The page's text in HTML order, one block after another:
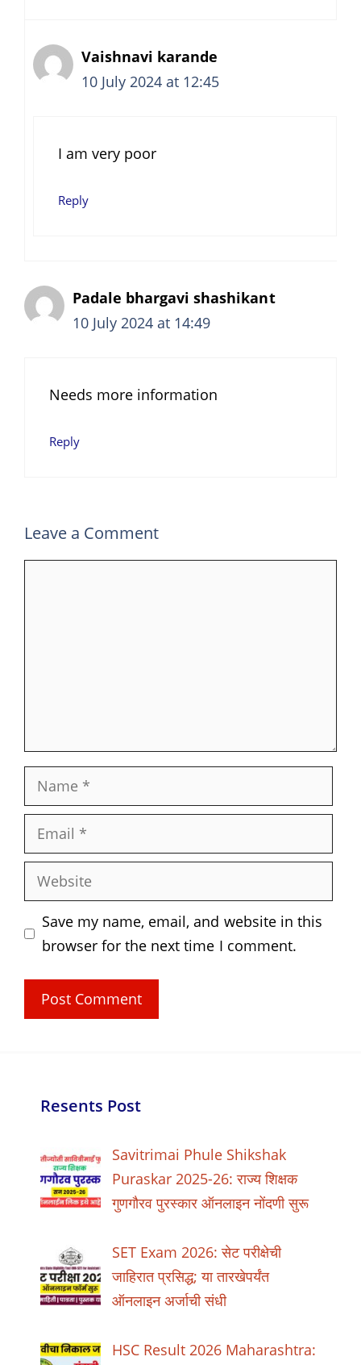
Vaishnavi karande
10 July 2024 at 12:45
I am very poor
Reply
Padale bhargavi shashikant
10 July 2024 at 14:49
Needs more information
Reply
Leave a Comment
Name
Email
Website
Save my name, email, and website in this
browser for the next time I comment.
Resents Post
Savitrimai Phule Shikshak
Puraskar 2025-26: राज्य शिक्षक
गुणगौरव पुरस्कार ऑनलाइन नोंदणी सुरू
SET Exam 2026: सेट परीक्षेची
जाहिरात प्रसिद्ध; या तारखेपर्यंत
ऑनलाइन अर्जाची संधी
HSC Result 2026 Maharashtra: